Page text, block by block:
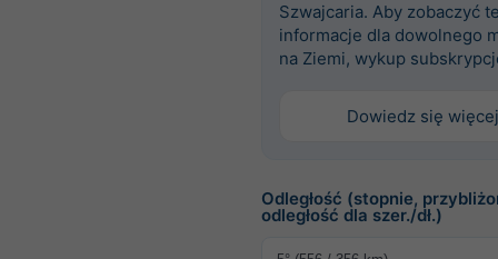
Szwajcaria. Aby zobaczyć
informacje dla dowolnego
na Ziemi, wykup
Dowiedz się więcej
Odległość (stopnie,
odległość dla szer./dł.)